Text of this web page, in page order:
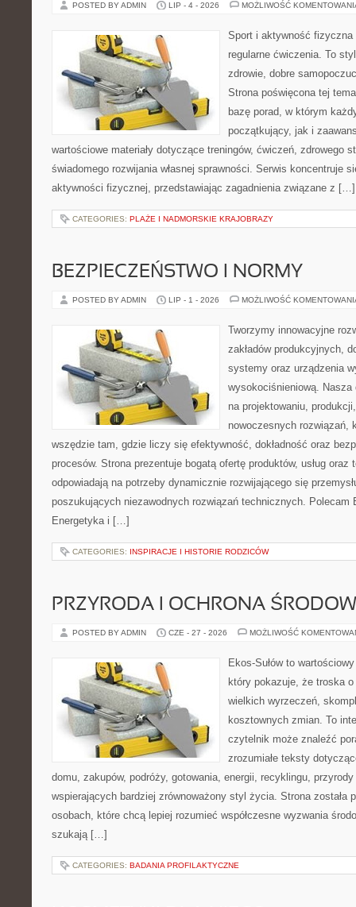
POSTED BY ADMIN LIP - 4 - 2026 MOŻLIWOŚĆ
Sport i aktywność
regularne ćwiczenia. To
zdrowie, dobre
Strona poświęcona tej
bazę porad, w którym
początkujący, jak i
wartościowe materiały dotyczące treningów, ćwiczeń, zdrowego
świadomego rozwijania własnej sprawności. Serwis koncentruje
aktywności fizycznej, przedstawiając zagadnienia związane z […]
CATEGORIES: PLAŻE I NADMORSKIE KRAJOBRAZY
BEZPIECZEŃSTWO I NORMY
POSTED BY ADMIN LIP - 1 - 2026 MOŻLIWOŚĆ
Tworzymy innowacyjne
zakładów produkcyjnych,
systemy oraz urządzenia
wysokociśnieniową. Nasza
na projektowaniu,
nowoczesnych rozwiązań,
wszędzie tam, gdzie liczy się efektywność, dokładność oraz
procesów. Strona prezentuje bogatą ofertę produktów, usług oraz
odpowiadają na potrzeby dynamicznie rozwijającego się
poszukujących niezawodnych rozwiązań technicznych. Polecam
Energetyka i […]
CATEGORIES: INSPIRACJE I HISTORIE RODZICÓW
PRZYRODA I OCHRONA
POSTED BY ADMIN CZE - 27 - 2026 MOŻLIWOŚĆ
Ekos-Sułów to
który pokazuje, że troska
wielkich wyrzeczeń,
kosztownych zmian. To
czytelnik może znaleźć
zrozumiałe teksty
domu, zakupów, podróży, gotowania, energii, recyklingu,
wspierających bardziej zrównoważony styl życia. Strona została
osobach, które chcą lepiej rozumieć współczesne wyzwania
szukają […]
CATEGORIES: BADANIA PROFILAKTYCZNE